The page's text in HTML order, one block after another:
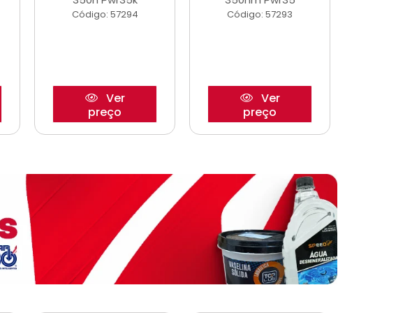
Código: 57294
Ver
preço
Código: 57293
Ver
preço